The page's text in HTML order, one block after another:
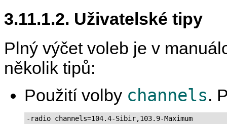
3.11.1.2. Uživatelské tipy
Plný výčet voleb je v
několik tipů:
Použití volby channels.
-radio channels=104.4-Sibir,103.9-Maximum